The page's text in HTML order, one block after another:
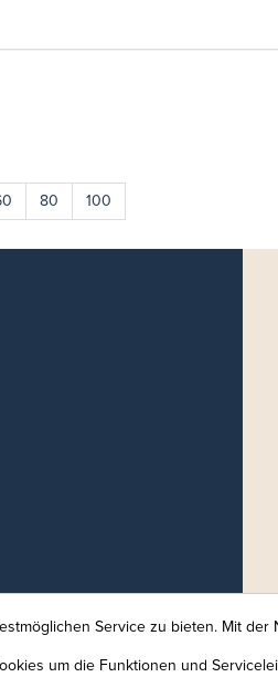
80 100
Service zu bieten. Mit
um die Funktionen und